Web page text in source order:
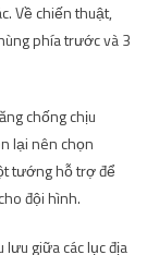
Về chiến thuật,
phía trước và 3
chống chịu
lại nên chọn
tướng hỗ trợ để
đội hình.